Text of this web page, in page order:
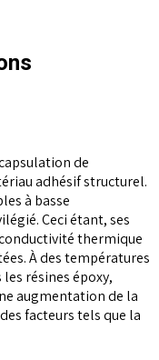
de
adhésif structurel.
à basse
Ceci étant, ses
thermique
À des températures
résines époxy,
augmentation de la
facteurs tels que la